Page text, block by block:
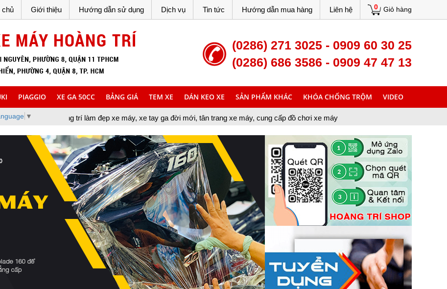
0 Giỏ hàng
chủ Giới thiệu Hướng dẫn sử dụng Dịch vụ Tin tức Hướng dẫn mua hàng Liên hệ
(0286) 271 3025 - 0909 60 30 25
(0286) 686 3586 - 0909 47 47 13
PIAGGIO XE GA 50CC BẢNG GIÁ TEM XE DÁN KEO XE SẢN PHẨM KHÁC KHÓA CHỐNG TRỘM VIDEO
▼
trí làm đẹp xe máy, xe tay ga đời mới, tân trang xe máy, cung cấp đồ chơi xe máy